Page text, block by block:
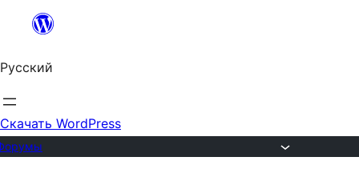
Перейти
содержимому
Русский
Скачать WordPress